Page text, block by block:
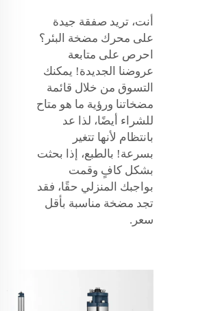
أنت، تريد صفقة جيدة
على محرك مضخة البئر؟
احرص على متابعة
عروضنا الجديدة! يمكنك
التسوق من خلال قائمة
مضخاتنا ورؤية ما هو متاح
للشراء أيضًا، لذا عد
بانتظام لأنها تتغير
بسرعة! بالطبع، إذا بحثت
بشكل كافٍ وقمت
بواجبك المنزلي حقًا، فقد
تجد مضخة مناسبة بأقل
سعر.